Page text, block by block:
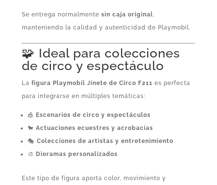
Se entrega normalmente sin caja original,
manteniendo la calidad y autenticidad de Playmobil.
🧩 Ideal para colecciones
de circo y espectáculo
La figura Playmobil Jinete de Circo F211 es perfecta
para integrarse en múltiples temáticas:
🎪 Escenarios de circo y espectáculos
🐎 Actuaciones ecuestres y acrobacias
🎭 Colecciones de artistas y entretenimiento
🎨 Dioramas personalizados
Este tipo de figura aporta color, movimiento y